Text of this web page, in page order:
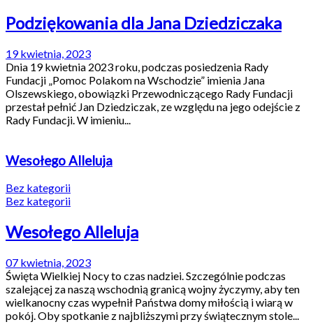
Podziękowania dla Jana Dziedziczaka
19 kwietnia, 2023
Dnia 19 kwietnia 2023 roku, podczas posiedzenia Rady
Fundacji „Pomoc Polakom na Wschodzie” imienia Jana
Olszewskiego, obowiązki Przewodniczącego Rady Fundacji
przestał pełnić Jan Dziedziczak, ze względu na jego odejście z
Rady Fundacji. W imieniu...
Wesołego Alleluja
Bez kategorii
Bez kategorii
Wesołego Alleluja
07 kwietnia, 2023
Święta Wielkiej Nocy to czas nadziei. Szczególnie podczas
szalejącej za naszą wschodnią granicą wojny życzymy, aby ten
wielkanocny czas wypełnił Państwa domy miłością i wiarą w
pokój. Oby spotkanie z najbliższymi przy świątecznym stole...